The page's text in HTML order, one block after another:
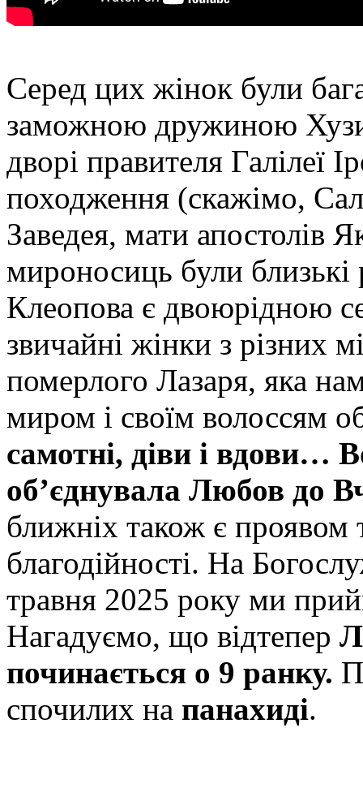
Серед цих жінок були
заможною дружиною
дворі правителя Галілеї
походження (скажімо,
Заведея, мати апостолів
мироносиць були
Клеопова є двоюрідною
звичайні жінки з різних
померлого Лазаря, яка
миром і своїм волоссям
самотні, діви і вдови…
об’єднувала Любов до
ближніх також є проявом
благодійності. На
травня 2025 року ми
Нагадуємо, що відтепер
починається о 9 ранку.
спочилих на панахиді.